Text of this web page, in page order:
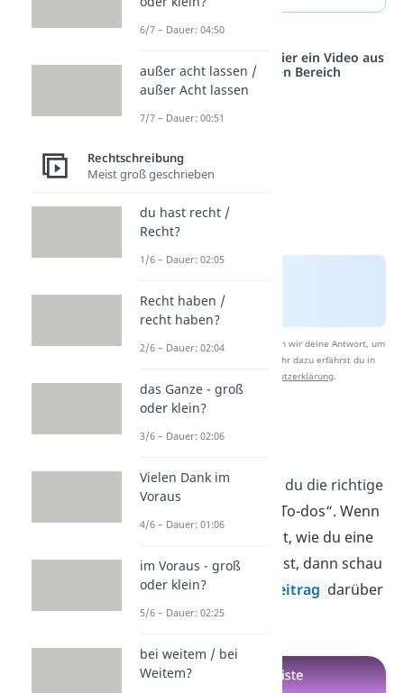
Studyflix vernetzt: Hier ein Video aus
einem anderen Bereich
Nach Beantwortung speichern wir deine Antwort, um
Studyflix zu verbessern. Mehr dazu erfährst du in
Datenschutzerklärung.
To-do-Liste
Super! Jetzt kennst du die richtige
„To-dos“. Wenn
du wissen möchtest, wie du eine
To-do-Listeschreibst, dann schau
dir jetzt unseren
Beitrag darüber
an.
6/7 – Dauer: 04:50
außer acht lassen /
außer Acht lassen
7/7 – Dauer: 00:51
Rechtschreibung
Meist groß geschrieben
du hast recht /
Recht?
1/6 – Dauer: 02:05
Recht haben /
recht haben?
2/6 – Dauer: 02:04
das Ganze - groß
oder klein?
3/6 – Dauer: 02:06
Vielen Dank im
Voraus
4/6 – Dauer: 01:06
im Voraus - groß
oder klein?
5/6 – Dauer: 02:25
bei weitem / bei
Weitem?